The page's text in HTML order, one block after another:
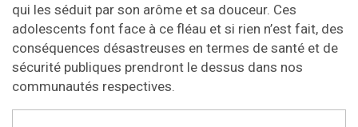
qui les séduit par son arôme et sa douceur. Ces
adolescents font face à ce fléau et si rien n’est fait, des
conséquences désastreuses en termes de santé et de
sécurité publiques prendront le dessus dans nos
communautés respectives.